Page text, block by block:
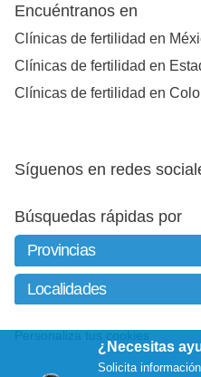
¿Necesitas
Solicita
Encuéntranos en
Clínicas de fertilidad en
Clínicas de fertilidad en
Clínicas de fertilidad en
Síguenos en redes
Búsquedas rápidas por